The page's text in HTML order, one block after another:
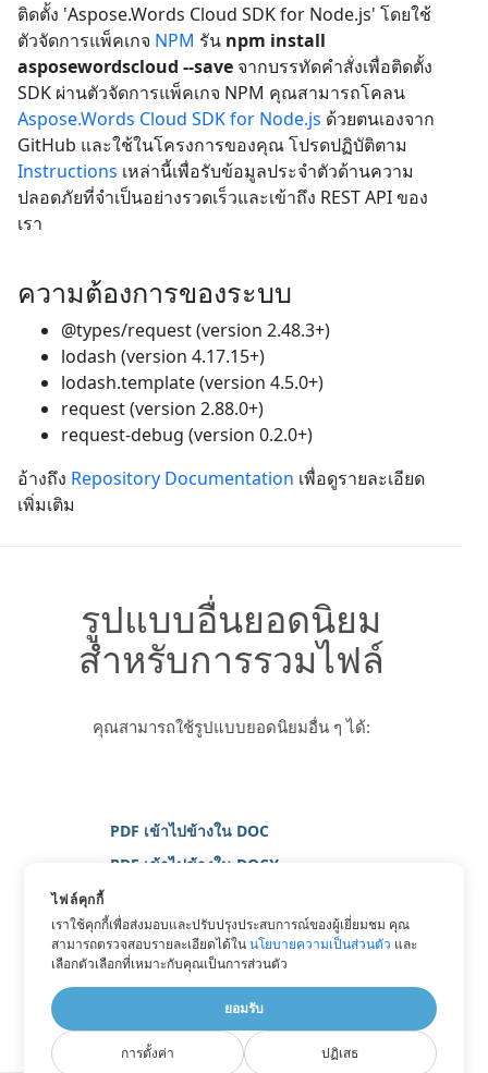
ติดตั้ง 'Aspose.Words Cloud SDK for Node.js' โดยใช้
ตัวจัดการแพ็คเกจ NPM รัน npm install
asposewordscloud --save จากบรรทัดคำสั่งเพื่อติดตั้ง
SDK ผ่านตัวจัดการแพ็คเกจ NPM คุณสามารถโคลน
Aspose.Words Cloud SDK for Node.js ด้วยตนเองจาก
GitHub และใช้ในโครงการของคุณ โปรดปฏิบัติตาม
Instructions เหล่านี้เพื่อรับข้อมูลประจำตัวด้านความ
ปลอดภัยที่จำเป็นอย่างรวดเร็วและเข้าถึง REST API ของ
เรา
ความต้องการของระบบ
@types/request (version 2.48.3+)
lodash (version 4.17.15+)
lodash.template (version 4.5.0+)
request (version 2.88.0+)
request-debug (version 0.2.0+)
อ้างถึง Repository Documentation เพื่อดูรายละเอียด
เพิ่มเติม
รูปแบบอื่นยอดนิยม
สำหรับการรวมไฟล์
คุณสามารถใช้รูปแบบยอดนิยมอื่น ๆ ได้:
PDF เข้าไปข้างใน DOC
PDF เข้าไปข้างใน DOCX
PDF เข้าไปข้างใน PNG
PDF เข้าไปข้างใน WORD
PDF เข้าไปข้างใน XPS
ไฟล์คุกกี้
เราใช้คุกกี้เพื่อส่งมอบและปรับปรุงประสบการณ์ของผู้เยี่ยมชม คุณ
สามารถตรวจสอบรายละเอียดได้ในนโยบายความเป็นส่วนตัว และ
เลือกตัวเลือกที่เหมาะกับคุณเป็นการส่วนตัว
ยอมรับ
การตั้งค่า ปฏิเสธ